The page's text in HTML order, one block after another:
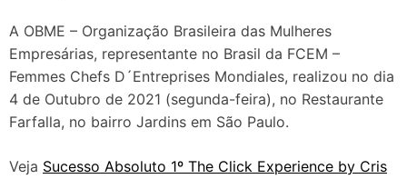
A OBME – Organização Brasileira das Mulheres
Empresárias, representante no Brasil da FCEM –
Femmes Chefs D´Entreprises Mondiales, realizou no dia
4 de Outubro de 2021 (segunda-feira), no Restaurante
Farfalla, no bairro Jardins em São Paulo.
Veja Sucesso Absoluto 1º The Click Experience by Cris